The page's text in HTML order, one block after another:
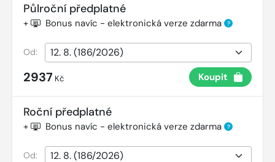
Půlroční předplatné
+ Bonus navíc - elektronická verze zdarma ?
Od:
2937 Kč Koupit
Roční předplatné
+ Bonus navíc - elektronická verze zdarma ?
Od: